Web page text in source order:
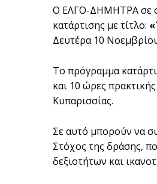
Ο ΕΛΓΟ-ΔΗΜΗΤΡΑ σε
κατάρτισης με τίτλο:
Δευτέρα 10
Το πρόγραμμα
και 10 ώρες
Κυπαρισσίας.
Σε αυτό μπορούν να
Στόχος της δράσης,
δεξιοτήτων και